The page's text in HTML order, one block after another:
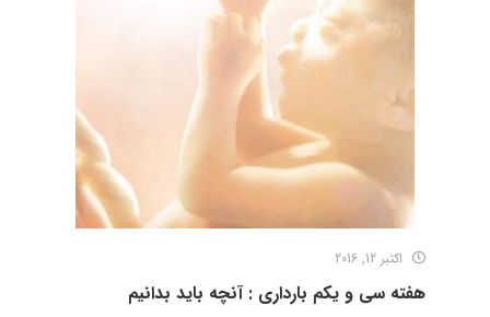
اکتبر 12, 2016
هفته سی و یکم بارداری : آنچه باید بدانیم